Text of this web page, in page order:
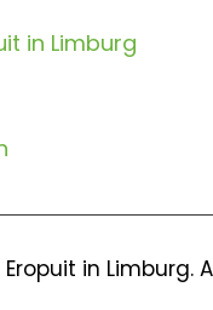
in Limburg
in Limburg.